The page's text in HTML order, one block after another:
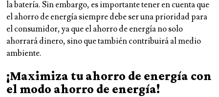
la batería. Sin embargo, es importante tener en cuenta que
el ahorro de energía siempre debe ser una prioridad para
el consumidor, ya que el ahorro de energía no solo
ahorrará dinero, sino que también contribuirá al medio
ambiente.
¡Maximiza tu ahorro de energía con
el modo ahorro de energía!